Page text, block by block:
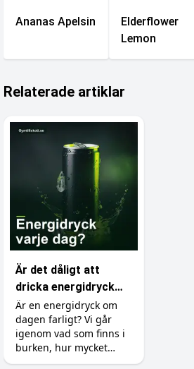
Ananas Apelsin
Elderflower
Lemon
Relaterade artiklar
Är det dåligt att
dricka energidryck
varje dag?
Är en energidryck om
dagen farligt? Vi går
igenom vad som finns i
burken, hur mycket
koffein du tål, varför